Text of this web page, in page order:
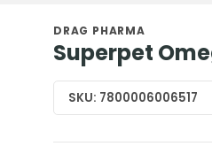
DRAG PHARMA
Superpet
SKU: 7800006006517